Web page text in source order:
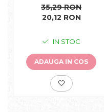
35,29 RON
20,12 RON
IN STOC
ADAUGA IN COS